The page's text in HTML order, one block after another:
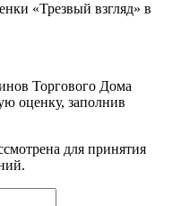
«Трезвый взгляд» в
Торгового Дома
оценку, заполнив
для принятия